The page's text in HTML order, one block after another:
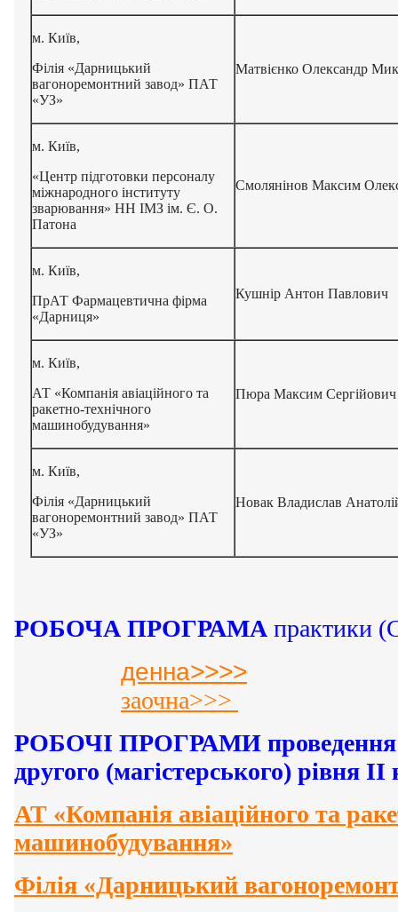
м. Київ,
Філія «Дарницький
вагоноремонтний завод» ПАТ
«УЗ»
Матвієнко Олександр
м. Київ,
«Центр підготовки персоналу
міжнародного інституту
зварювання» НН ІМЗ ім. Є. О.
Патона
Смолянінов Максим
м. Київ,
ПрАТ Фармацевтична фірма
«Дарниця»
Кушнір Антон Павлович
м. Київ,
АТ «Компанія авіаційного та
ракетно-технічного
машинобудування»
Пюра Максим Сергійович
м. Київ,
Філія «Дарницький
вагоноремонтний завод» ПАТ
«УЗ»
Новак Владислав
РОБОЧА ПРОГРАМА практики
денна>>>>
заочна>>>
РОБОЧІ ПРОГРАМИ проведення
другого (магістерського) рівня ІІ
АТ «Компанія авіаційного та
машинобудування»
Філія «Дарницький